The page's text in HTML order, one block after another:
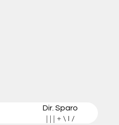
Dir. Sparo
| | | + \ I /